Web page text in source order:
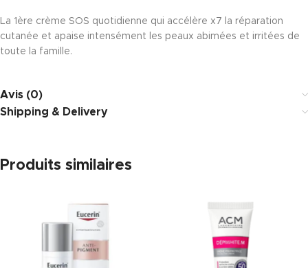
La 1ère crème SOS quotidienne qui accélère x7 la réparation
cutanée et apaise intensément les peaux abimées et irritées de
toute la famille.
Avis (0)
Shipping & Delivery
Produits similaires